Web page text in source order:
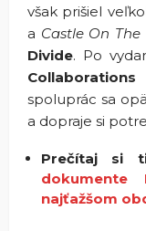
však prišiel
a Castle On The
Divide. Po
Collaborations
spoluprác sa
a dopraje si
Prečítaj si
najťažšom